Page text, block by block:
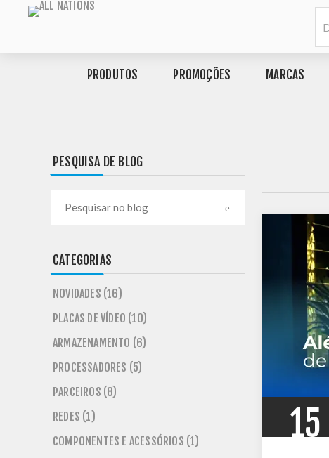
PRODUTOS PROMOÇÕES MARCAS
15
PESQUISA DE BLOG
CATEGORIAS
NOVIDADES (16)
PLACAS DE VÍDEO (10)
ARMAZENAMENTO (6)
PROCESSADORES (5)
PARCEIROS (8)
REDES (1)
COMPONENTES E ACESSÓRIOS (1)